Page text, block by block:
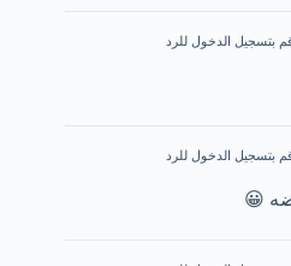
بتسجيل الدخول للرد
بتسجيل الدخول للرد
😀